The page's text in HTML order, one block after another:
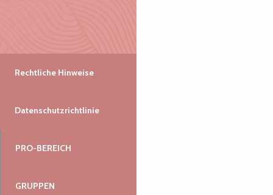
Rechtliche Hinweise
Datenschutzrichtlinie
PRO-BEREICH
GRUPPEN